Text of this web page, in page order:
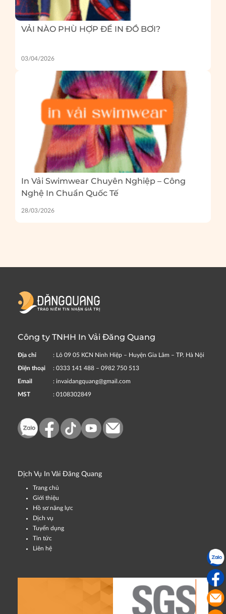
VẢI NÀO PHÙ HỢP ĐỂ IN ĐỒ BƠI?
03/04/2026
In Vải Swimwear Chuyên Nghiệp – Công
Nghệ In Chuẩn Quốc Tế
28/03/2026
Công ty TNHH In Vải Đăng Quang
Địa chỉ : Lô 09 05 KCN Ninh Hiệp – Huyện Gia Lâm – TP. Hà Nội
Điện thoại : 0333 141 488 – 0982 750 513
Email : invaidangquang@gmail.com
MST : 0108302849
Dịch Vụ In Vải Đăng Quang
Trang chủ
Giới thiệu
Hồ sơ năng lực
Dịch vụ
Tuyển dụng
Tin tức
Liên hệ